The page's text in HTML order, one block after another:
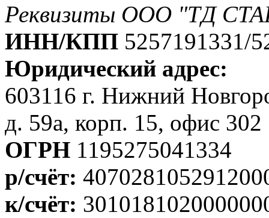
Реквизиты ООО "ТД
ИНН/КПП 5257191331/
Юридический адрес:
603116 г. Нижний
д. 59а, корп. 15, офис 302
ОГРН 1195275041334
р/счёт:
к/счёт: